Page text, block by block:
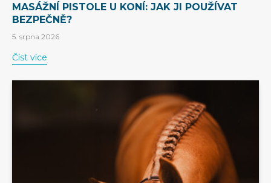
MASÁŽNÍ PISTOLE U KONÍ: JAK JI POUŽÍVAT
BEZPEČNĚ?
5. srpna 2026
Číst více